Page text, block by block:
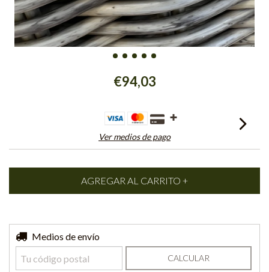
€94,03
Ver medios de pago
Entregas para el CP:
Medios de envío
CALCULAR